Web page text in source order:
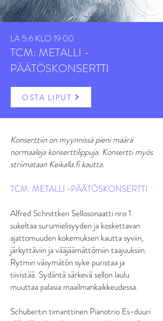
LA 5.6 KLO 19:00
TCM: METALLI -
PÄÄTÖSKONSERTTI
OSTA LIPUT
Konserttiin on myynnissä pieni määrä
normaaleja konserttilippuja. Konsertti myös
striimataan Keikalla.fi kautta.
TCM: METALLI -PÄÄTÖSKONSERTTI
Alfred Schnittken Sellosonaatti nro 1.
sukeltaa surumielisyyden ja koskettavan
ajattomuuden kokemuksen kautta syviin,
järkyttäviin ja vääjäämättömiin taajuuksiin.
Rytmin väsymätön syke puristaa ja
tiivistää. Sydäntä särkevä sellon laulu
muuttaa palasia maailmankaikkeudessa.
Schubertin timanttinen Pianotrio Es-duuri